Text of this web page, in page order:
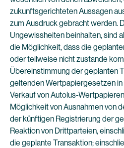
zukunftsgerichteten Aussagen
zum Ausdruck gebracht werden.
Ungewissheiten beinhalten, sind
die Möglichkeit, dass die
oder teilweise nicht zustande
Übereinstimmung der geplanten
geltenden Wertpapiergesetzen in
Verkauf von Autolus-
Möglichkeit von Ausnahmen von
der künftigen Registrierung der
Reaktion von Drittparteien,
die geplante Transaktion;